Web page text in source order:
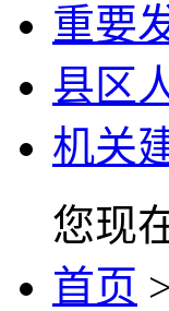
重要
县区
机关
您现
首页